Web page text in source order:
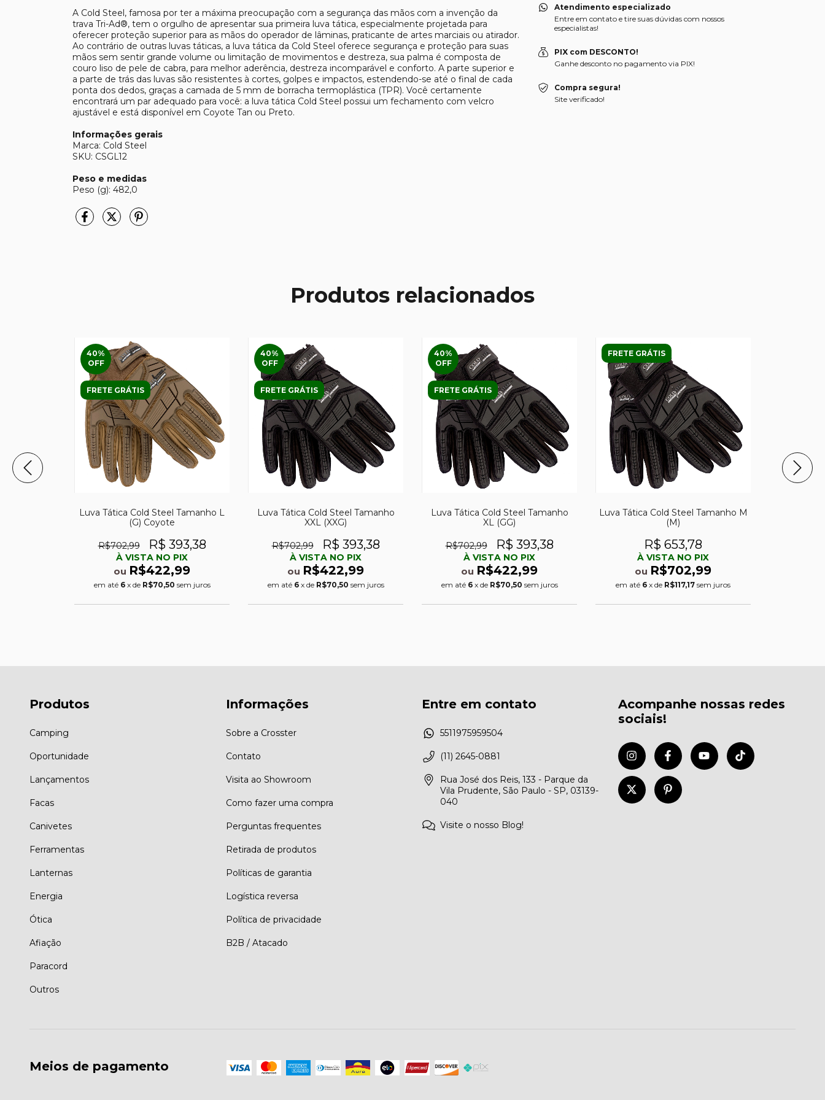
A Cold Steel, famosa por ter a máxima preocupação com a segurança das mãos com a invenção da
trava Tri-Ad®, tem o orgulho de apresentar sua primeira luva tática, especialmente projetada para
oferecer proteção superior para as mãos do operador de lâminas, praticante de artes marciais ou atirador.
Ao contrário de outras luvas táticas, a luva tática da Cold Steel oferece segurança e proteção para suas
mãos sem sentir grande volume ou limitação de movimentos e destreza, sua palma é composta de
couro liso de pele de cabra, para melhor aderência, destreza incomparável e conforto. A parte superior e
a parte de trás das luvas são resistentes à cortes, golpes e impactos, estendendo-se até o final de cada
ponta dos dedos, graças a camada de 5 mm de borracha termoplástica (TPR). Você certamente
encontrará um par adequado para você: a luva tática Cold Steel possui um fechamento com velcro
ajustável e está disponível em Coyote Tan ou Preto.
Informações gerais
Marca: Cold Steel
SKU: CSGL12
Peso e medidas
Peso (g): 482,0
Atendimento especializado
Entre em contato e tire suas dúvidas com nossos
especialistas!
PIX com DESCONTO!
Ganhe desconto no pagamento via PIX!
Compra segura!
Site verificado!
Produtos relacionados
40%
OFF
FRETE GRÁTIS
Luva Tática Cold Steel Tamanho L
(G) Coyote
R$702,99 R$ 393,38
À VISTA NO PIX
ou R$422,99
em até 6 x de R$70,50 sem juros
40%
OFF
FRETE GRÁTIS
Luva Tática Cold Steel Tamanho
XXL (XXG)
R$702,99 R$ 393,38
À VISTA NO PIX
ou R$422,99
em até 6 x de R$70,50 sem juros
40%
OFF
FRETE GRÁTIS
Luva Tática Cold Steel Tamanho
XL (GG)
R$702,99 R$ 393,38
À VISTA NO PIX
ou R$422,99
em até 6 x de R$70,50 sem juros
FRETE GRÁTIS
Luva Tática Cold Steel Tamanho M
(M)
R$ 653,78
À VISTA NO PIX
ou R$702,99
em até 6 x de R$117,17 sem juros
Produtos
Camping
Oportunidade
Lançamentos
Facas
Canivetes
Ferramentas
Lanternas
Energia
Ótica
Afiação
Paracord
Outros
Informações
Sobre a Crosster
Contato
Visita ao Showroom
Como fazer uma compra
Perguntas frequentes
Retirada de produtos
Políticas de garantia
Logística reversa
Política de privacidade
B2B / Atacado
Entre em contato
5511975959504
(11) 2645-0881
Rua José dos Reis, 133 - Parque da
Vila Prudente, São Paulo - SP, 03139-
040
Visite o nosso Blog!
Acompanhe nossas redes
sociais!
Meios de pagamento